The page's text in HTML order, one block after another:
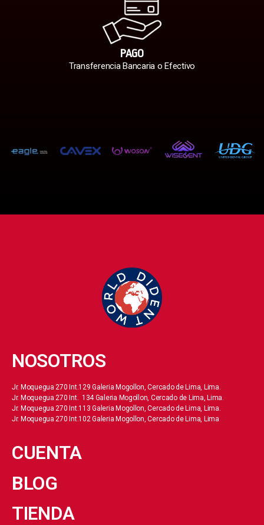
PAGO
Transferencia Bancaria o Efectivo
NOSOTROS
Jr. Moquegua 270 Int.129 Galeria Mogollon, Cercado de Lima, Lima.
Jr. Moquegua 270 Int. 134 Galeria Mogollon, Cercado de Lima, Lima.
Jr. Moquegua 270 Int.113 Galeria Mogollon, Cercado de Lima, Lima.
Jr. Moquegua 270 Int.102 Galeria Mogollon, Cercado de Lima, Lima
CUENTA
BLOG
TIENDA